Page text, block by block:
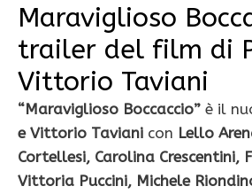
Maraviglioso
trailer del film di
Vittorio Taviani
“Maraviglioso Boccaccio” è il
e Vittorio Taviani con Lello
Cortellesi, Carolina Crescentini,
Vittoria Puccini, Michele